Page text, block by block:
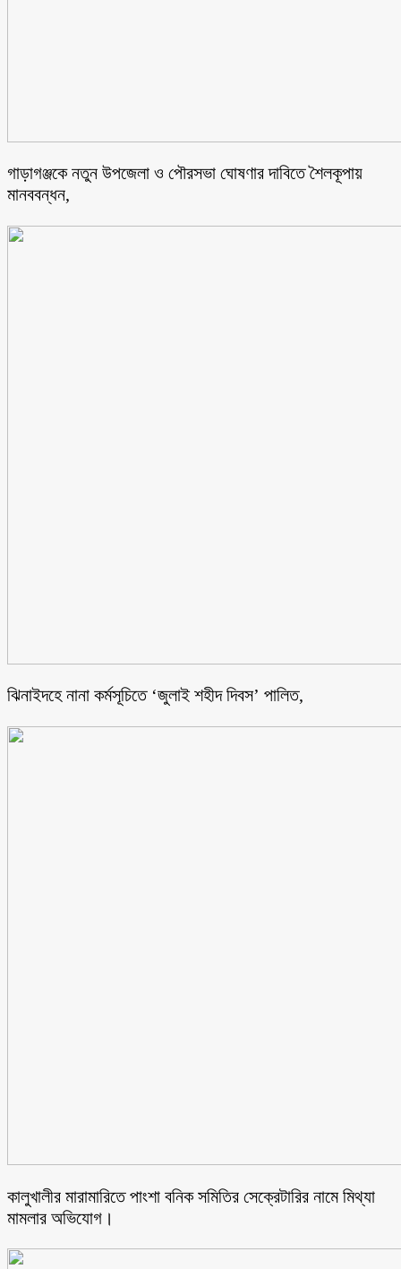
গাড়াগঞ্জকে নতুন উপজেলা ও পৌরসভা ঘোষণার দাবিতে শৈলকূপায়
মানববন্ধন,
ঝিনাইদহে নানা কর্মসূচিতে ‘জুলাই শহীদ দিবস’ পালিত,
কালুখালীর মারামারিতে পাংশা বনিক সমিতির সেক্রেটারির নামে মিথ্যা
মামলার অভিযোগ।